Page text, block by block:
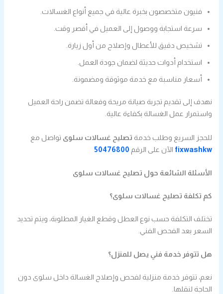
فنيون متخصصون بخبرة عالية في جميع أنواع الغسالات.
سرعة استجابة ووصول إلى العميل في أقصر وقت.
تشخيص دقيق للأعطال وإصلاح من أول زيارة.
استخدام أدوات حديثة لضمان جودة العمل.
أسعار مناسبة مع خدمة موثوقة ومضمونة.
نهدف إلى تقديم تجربة صيانة مريحة وفعالة تضمن راحة العميل
واستمرار عمل الغسالة بكفاءة عالية.
للحجز السريع وطلب خدمة تصليح غسالات سلوى تواصل مع
fixwashkw الآن على الرقم 50476800
الأسئلة الشائعة حول تصليح غسالات سلوى
كم تكلفة تصليح غسالات سلوى؟
تختلف التكلفة حسب نوع العطل وقطع الغيار المطلوبة، ويتم تحديد
السعر بعد الفحص الفني.
هل تتوفر خدمة فني يصل للمنزل؟
نعم، تتوفر خدمة منزلية لفحص وإصلاح الغسالة داخل سلوى دون
الحاجة لنقلها.